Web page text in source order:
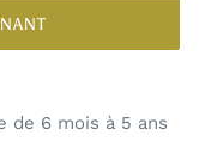
de 6 mois à 5 ans